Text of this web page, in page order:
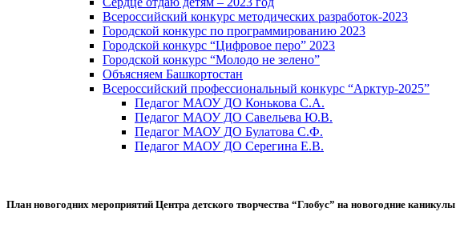
Всероссийский конкурс методических разработок-2023
Городской конкурс по программированию 2023
Городской конкурс “Цифровое перо” 2023
Городской конкурс “Молодо не зелено”
Объясняем Башкортостан
Всероссийский профессиональный конкурс “Арктур-2025”
Педагог МАОУ ДО Конькова С.А.
Педагог МАОУ ДО Савельева Ю.В.
Педагог МАОУ ДО Булатова С.Ф.
Педагог МАОУ ДО Серегина Е.В.
План новогодних мероприятий Центра детского творчества “Глобус” на новогодние каникулы